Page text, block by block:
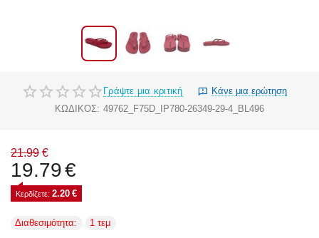
Γράψτε μια κριτική
Κάνε μια ερώτηση
ΚΩΔΙΚΟΣ: 49762_F75D_IP780-26349-29-4_BL496
21.99 €
19.79€
Κερδίζετε: 2.20 €
Διαθεσιμότητα: 1 τεμ